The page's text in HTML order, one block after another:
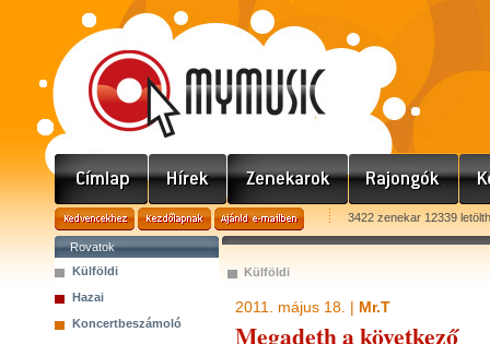
3422 zenekar 12339
Rovatok
Külföldi
Hazai
Koncertbeszámoló
Külföldi
2011. május 18. | Mr.T
Megadeth a következő